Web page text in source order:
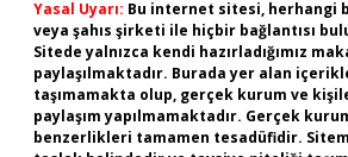
Yasal Uyarı: Bu internet sitesi, herhangi
veya şahıs şirketi ile hiçbir bağlantısı
Sitede yalnızca kendi hazırladığımız
paylaşılmaktadır. Burada yer alan
taşımamakta olup, gerçek kurum ve
paylaşım yapılmamaktadır. Gerçek
benzerlikleri tamamen tesadüfidir.